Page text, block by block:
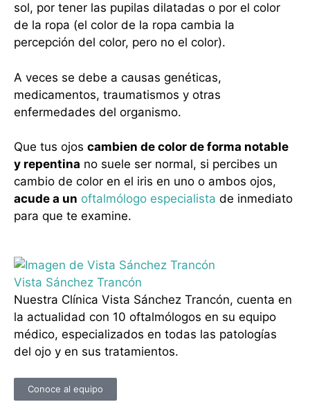
sol, por tener las pupilas dilatadas o por el color
de la ropa (el color de la ropa cambia la
percepción del color, pero no el color).
A veces se debe a causas genéticas,
medicamentos, traumatismos y otras
enfermedades del organismo.
Que tus ojos cambien de color de forma notable
y repentina no suele ser normal, si percibes un
cambio de color en el iris en uno o ambos ojos,
acude a un oftalmólogo especialista de inmediato
para que te examine.
Vista Sánchez Trancón
Nuestra Clínica Vista Sánchez Trancón, cuenta en
la actualidad con 10 oftalmólogos en su equipo
médico, especializados en todas las patologías
del ojo y en sus tratamientos.
Conoce al equipo